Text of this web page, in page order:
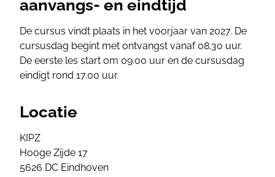
aanvangs- en eindtijd
De cursus vindt plaats in het voorjaar van 2027. De
cursusdag begint met ontvangst vanaf 08.30 uur.
De eerste les start om 09.00 uur en de cursusdag
eindigt rond 17.00 uur.
Locatie
KIPZ
Hooge Zijde 17
5626 DC Eindhoven